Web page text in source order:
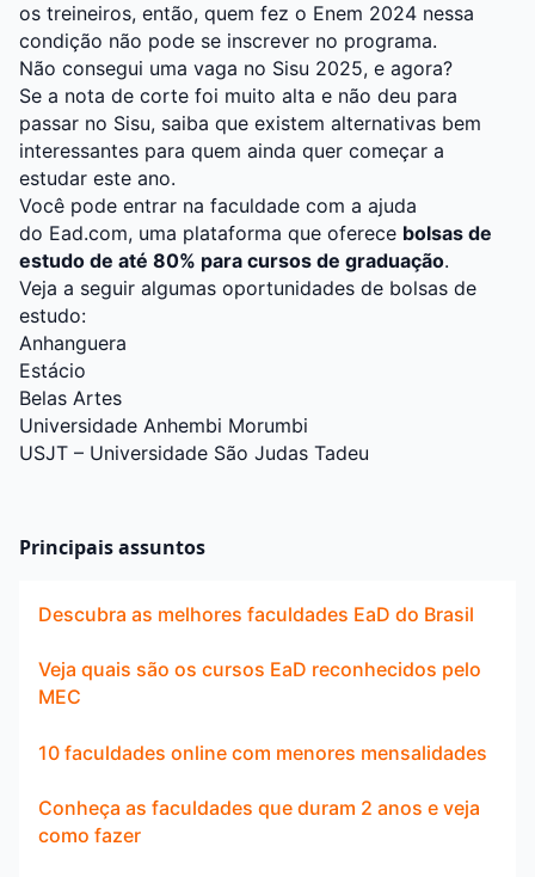
os treineiros, então, quem fez o Enem 2024 nessa
condição não pode se inscrever no programa.
Não consegui uma vaga no Sisu 2025, e agora?
Se a nota de corte foi muito alta e não deu para
passar no Sisu, saiba que existem alternativas bem
interessantes para quem ainda quer começar a
estudar este ano.
Você pode entrar na faculdade com a ajuda
do Ead.com, uma plataforma que oferece bolsas de
estudo de até 80% para cursos de graduação.
Veja a seguir algumas oportunidades de bolsas de
estudo:
Anhanguera
Estácio
Belas Artes
Universidade Anhembi Morumbi
USJT – Universidade São Judas Tadeu
Principais assuntos
Descubra as melhores faculdades EaD do Brasil
Veja quais são os cursos EaD reconhecidos pelo
MEC
10 faculdades online com menores mensalidades
Conheça as faculdades que duram 2 anos e veja
como fazer